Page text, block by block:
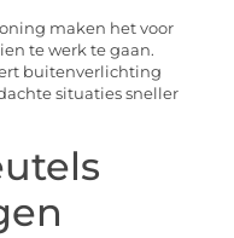
maken het voor
te werk te gaan.
buitenverlichting
situaties sneller